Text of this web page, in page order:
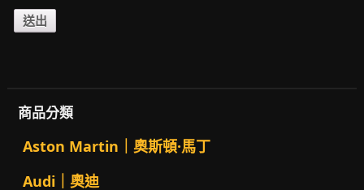
商品分類
Aston Martin｜奧斯頓·馬丁
Audi｜奧迪